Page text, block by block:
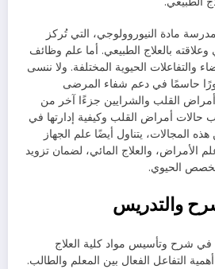
مادة النيوروولوجي، التي تُركز
بالعلاج الطبيعي. أما علم وظائف
والتفاعلات الحيوية المختلفة. ولا ننسى
دورًا حاسمًا في دعم شفاء المرضى
القلب والشرايين جزءًا آخر من
حالات أمراض القلب وكيفية إدارتها في
المجالات، يتناول أيضًا علم الجهاز
الأمراض، والعلاج المائي، لضمان تزويد
الحيوي.
والتدريس
شرح وتأسيس مواد كلية العلاج
التفاعل الفعال بين المعلم والطالب.